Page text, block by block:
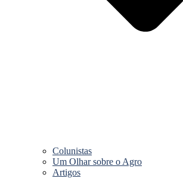
Colunistas
Um Olhar sobre o Agro
Artigos